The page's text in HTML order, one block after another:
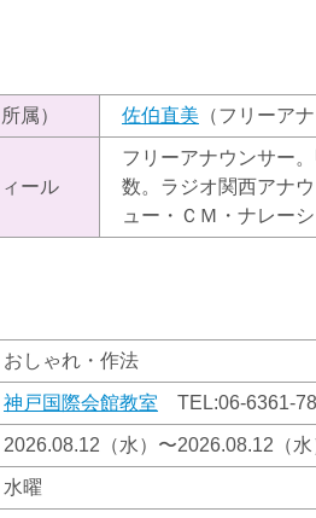
属）
佐伯直美 （フリーア
ール
フリーアナウンサー
数。ラジオ関西アナ
ュー・ＣＭ・ナレーシ
おしゃれ・作法
神戸国際会館教室 TEL:06-6361-
2026.08.12（水）〜2026.08.12（水
水曜